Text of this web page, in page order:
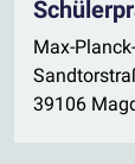
Max-
39106